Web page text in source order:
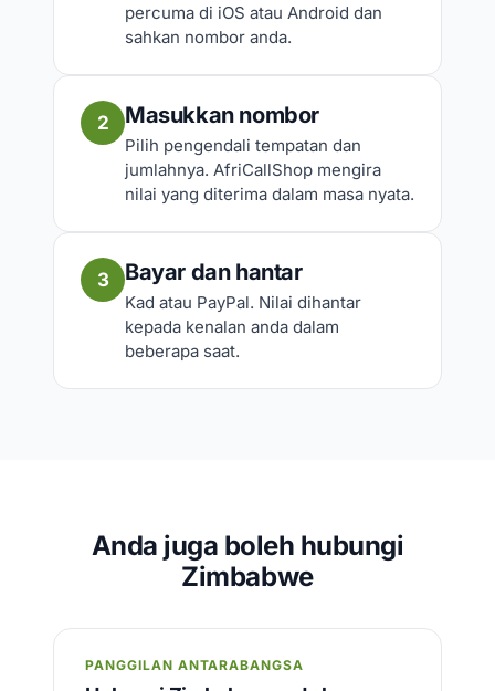
percuma di iOS atau Android dan
sahkan nombor anda.
2 Masukkan nombor
Pilih pengendali tempatan dan
jumlahnya. AfriCallShop mengira
nilai yang diterima dalam masa nyata.
3 Bayar dan hantar
Kad atau PayPal. Nilai dihantar
kepada kenalan anda dalam
beberapa saat.
Anda juga boleh hubungi
Zimbabwe
PANGGILAN ANTARABANGSA